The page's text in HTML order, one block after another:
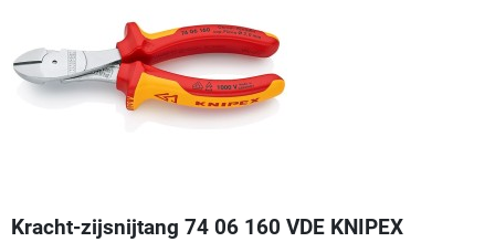
Kracht-zijsnijtang 74 06 160 VDE KNIPEX